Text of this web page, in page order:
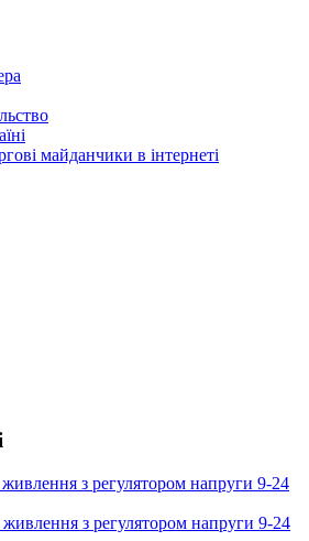
майданчики в інтернеті
з регулятором напруги 9-24
з регулятором напруги 9-24